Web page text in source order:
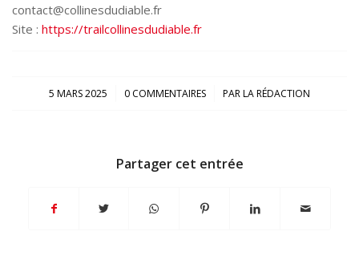
contact@collinesdudiable.fr
Site : https://trailcollinesdudiable.fr
5 MARS 2025
/ 0 COMMENTAIRES
/ PARLA RÉDACTION
Partager cet entrée